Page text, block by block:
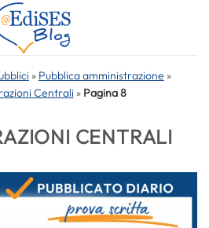
» Pubblica amministrazione »
Centrali » Pagina 8
CENTRALI